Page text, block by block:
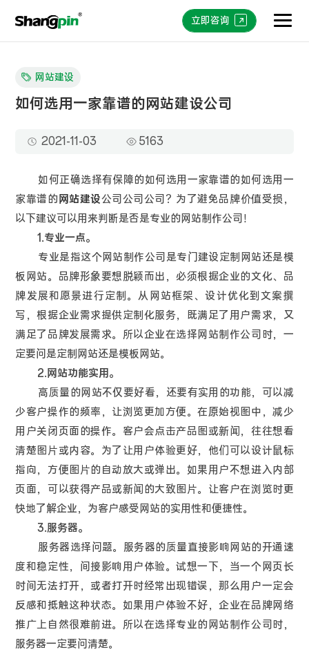
立即咨询
网站建设
如何选用一家靠谱的网站建设公司
2021-11-03 5163
如何正确选择有保障的如何选用一家靠谱的如何选用一
家靠谱的 网站建设公司公司公司？为了避免品牌价值受损，
以下建议可以用来判断是否是专业的网站制作公司！
1.专业一点。
专业是指这个网站制作公司是专门建设定制网站还是模
板网站。品牌形象要想脱颖而出，必须根据企业的文化、品
牌发展和愿景进行定制。从网站框架、设计优化到文案撰
写，根据企业需求提供定制化服务，既满足了用户需求，又
满足了品牌发展需求。所以企业在选择网站制作公司时，一
定要问是定制网站还是模板网站。
2.网站功能实用。
高质量的网站不仅要好看，还要有实用的功能，可以减
少客户操作的频率，让浏览更加方便。在原始视图中，减少
用户关闭页面的操作。客户会点击产品图或新闻，往往想看
清楚图片或内容。为了让用户体验更好，他们可以设计鼠标
指向，方便图片的自动放大或弹出。如果用户不想进入内部
页面，可以获得产品或新闻的大致图片。让客户在浏览时更
快地了解企业，为客户感受网站的实用性和便捷性。
3.服务器。
服务器选择问题。服务器的质量直接影响网站的开通速
度和稳定性，间接影响用户体验。试想一下，当一个网页长
时间无法打开，或者打开时经常出现错误，那么用户一定会
反感和抵触这种状态。如果用户体验不好，企业在品牌网络
推广上自然很难前进。所以在选择专业的网站制作公司时，
服务器一定要问清楚。